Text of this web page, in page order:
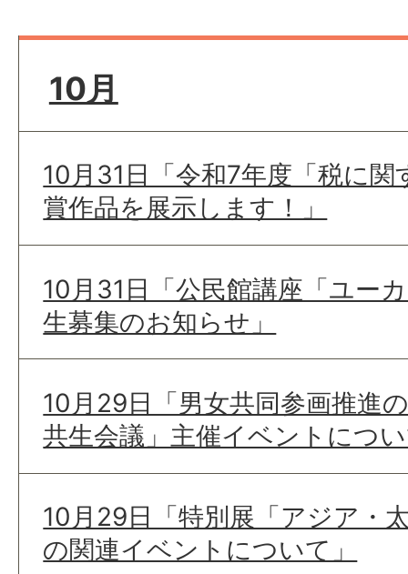
10月
10月31日「令和7年度「税に関
賞作品を展示します！」
10月31日「公民館講座「ユー
生募集のお知らせ」
10月29日「男女共同参画推進
共生会議」主催イベントにつ
10月29日「特別展「アジア・
の関連イベントについて」